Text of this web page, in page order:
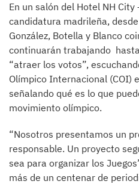
En un salón del Hotel NH
candidatura madrileña,
González, Botella y Blanco
continuarán trabajando
“atraer los votos”,
Olímpico Internacional (COI)
señalando qué es lo que
movimiento olímpico.
“Nosotros presentamos un
responsable. Un proyecto
sea para organizar los
más de un centenar de